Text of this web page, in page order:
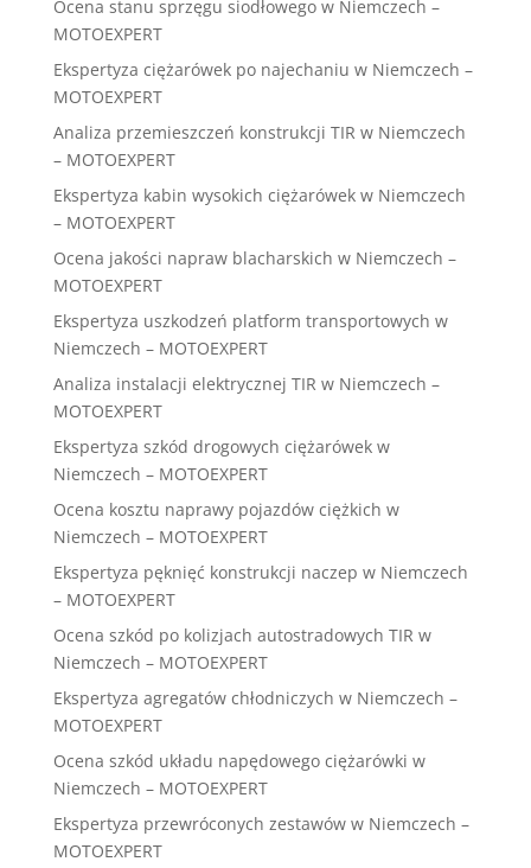
Ocena stanu sprzęgu siodłowego w Niemczech –
MOTOEXPERT
Ekspertyza ciężarówek po najechaniu w Niemczech –
MOTOEXPERT
Analiza przemieszczeń konstrukcji TIR w Niemczech
– MOTOEXPERT
Ekspertyza kabin wysokich ciężarówek w Niemczech
– MOTOEXPERT
Ocena jakości napraw blacharskich w Niemczech –
MOTOEXPERT
Ekspertyza uszkodzeń platform transportowych w
Niemczech – MOTOEXPERT
Analiza instalacji elektrycznej TIR w Niemczech –
MOTOEXPERT
Ekspertyza szkód drogowych ciężarówek w
Niemczech – MOTOEXPERT
Ocena kosztu naprawy pojazdów ciężkich w
Niemczech – MOTOEXPERT
Ekspertyza pęknięć konstrukcji naczep w Niemczech
– MOTOEXPERT
Ocena szkód po kolizjach autostradowych TIR w
Niemczech – MOTOEXPERT
Ekspertyza agregatów chłodniczych w Niemczech –
MOTOEXPERT
Ocena szkód układu napędowego ciężarówki w
Niemczech – MOTOEXPERT
Ekspertyza przewróconych zestawów w Niemczech –
MOTOEXPERT